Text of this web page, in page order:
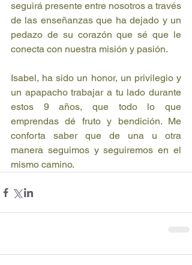
seguirá presente entre nosotros a través
de las enseñanzas que ha dejado y un
pedazo de su corazón que sé que le
conecta con nuestra misión y pasión.
Isabel, ha sido un honor, un privilegio y
un apapacho trabajar a tu lado durante
estos 9 años, que todo lo que
emprendas dé fruto y bendición. Me
conforta saber que de una u otra
manera seguimos y seguiremos en el
mismo camino.